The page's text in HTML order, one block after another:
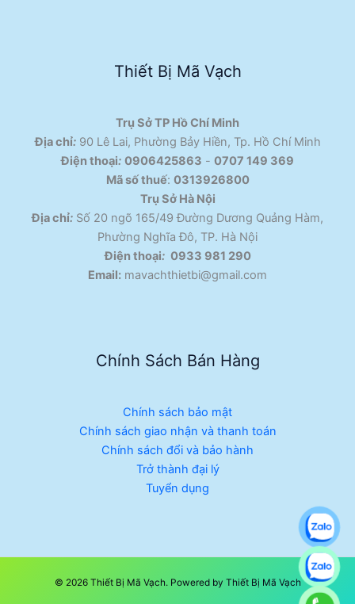
Thiết Bị Mã Vạch
Trụ Sở TP Hồ Chí Minh
Địa chỉ:90 Lê Lai, Phường Bảy Hiền, Tp. Hồ Chí Minh
Điện thoại: 0906425863 - 0707 149 369
Mã số thuế: 0313926800
Trụ Sở Hà Nội
Địa chỉ: Số 20 ngõ 165/49 Đường Dương Quảng Hàm,
Phường Nghĩa Đô, TP. Hà Nội
Điện thoại: 0933 981 290
Email: mavachthietbi@gmail.com
Chính Sách Bán Hàng
Chính sách bảo mật
Chính sách giao nhận và thanh toán
Chính sách đổi và bảo hành
Trở thành đại lý
Tuyển dụng
© 2026 Thiết Bị Mã Vạch. Powered by Thiết Bị Mã Vạch